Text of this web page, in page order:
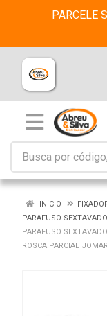
PARCELE
INÍCIO
PARAFUSO SEXTAVADO
PARAFUSO
ROSCA PARCIAL